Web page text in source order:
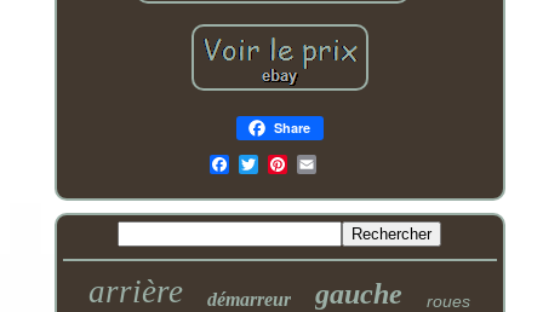
Share
Email
arrière démarreur gauche roues